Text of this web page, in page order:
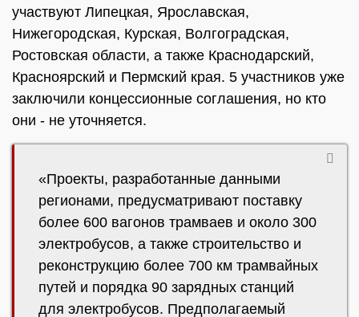
участвуют Липецкая, Ярославская,
Нижегородская, Курская, Волгоградская,
Ростовская области, а также Краснодарский,
Красноярский и Пермский края. 5 участников уже
заключили концессионные соглашения, но кто
они - не уточняется.
«Проекты, разработанные данными
регионами, предусматривают поставку
более 600 вагонов трамваев и около 300
электробусов, а также строительство и
реконструкцию более 700 км трамвайных
путей и порядка 90 зарядных станций
для электробусов. Предполагаемый